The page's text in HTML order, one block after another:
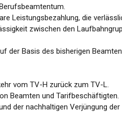
Leistungsbezahlung, die
zwischen den
der Basis des bisherigen
vom TV-H zurück zum TV-L.
Beamten und Tarifbeschäftigten.
der nachhaltigen Verjüngung der